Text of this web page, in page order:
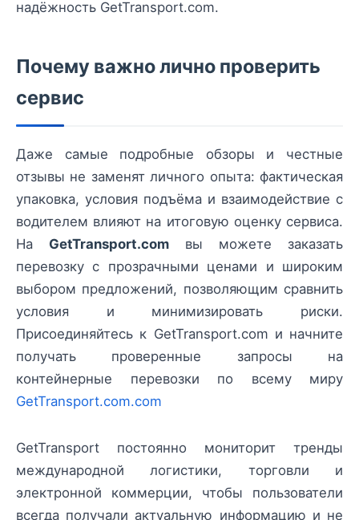
надёжность GetTransport.com.
Почему важно лично проверить
сервис
Даже самые подробные обзоры и честные
отзывы не заменят личного опыта: фактическая
упаковка, условия подъёма и взаимодействие с
водителем влияют на итоговую оценку сервиса.
На GetTransport.com вы можете заказать
перевозку с прозрачными ценами и широким
выбором предложений, позволяющим сравнить
условия и минимизировать риски.
Присоединяйтесь к GetTransport.com и начните
получать проверенные запросы на
контейнерные перевозки по всему миру
GetTransport.com.com
GetTransport постоянно мониторит тренды
международной логистики, торговли и
электронной коммерции, чтобы пользователи
всегда получали актуальную информацию и не